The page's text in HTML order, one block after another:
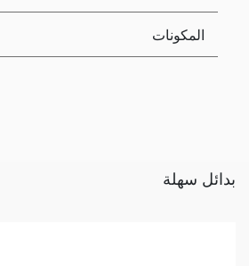
المكونات
بدائل سهلة